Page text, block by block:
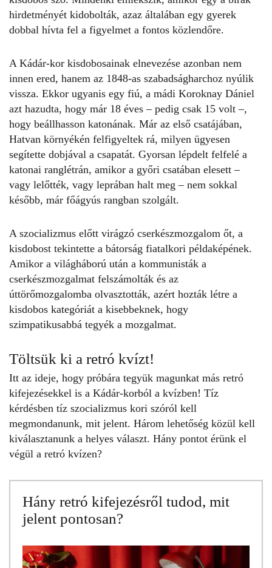
hirdetményét kidobolták, azaz általában egy gyerek
dobbal hívta fel a figyelmet a fontos közlendőre.
A Kádár-kor kisdobosainak elnevezése azonban nem
innen ered, hanem az 1848-as szabadságharchoz nyúlik
vissza. Ekkor ugyanis egy fiú, a mádi Koroknay Dániel
azt hazudta, hogy már 18 éves – pedig csak 15 volt –,
hogy beállhasson katonának. Már az első csatájában,
Hatvan környékén felfigyeltek rá, milyen ügyesen
segítette dobjával a csapatát. Gyorsan lépdelt felfelé a
katonai ranglétrán, amikor a győri csatában elesett –
vagy lelőtték, vagy leprában halt meg – nem sokkal
később, már főágyús rangban szolgált.
A szocializmus előtt virágzó cserkészmozgalom őt, a
kisdobost tekintette a bátorság fiatalkori példaképének.
Amikor a világháború után a kommunisták a
cserkészmozgalmat felszámolták és az
úttörőmozgalomba olvasztották, azért hozták létre a
kisdobos kategóriát a kisebbeknek, hogy
szimpatikusabbá tegyék a mozgalmat.
Töltsük ki a retró kvízt!
Itt az ideje, hogy próbára tegyük magunkat más retró
kifejezésekkel is a Kádár-korból a kvízben! Tíz
kérdésben tíz szocializmus kori szóról kell
megmondanunk, mit jelent. Három lehetőség közül kell
kiválasztanunk a helyes választ. Hány pontot érünk el
végül a retró kvízen?
Hány retró kifejezésről tudod, mit
jelent pontosan?